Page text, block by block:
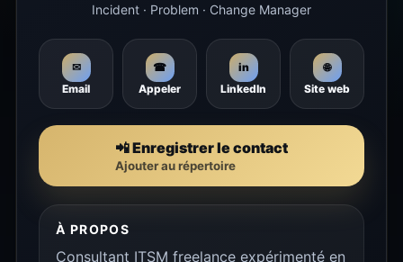
Incident · Problem · Change Manager
✉
Email
☎
Appeler
in
LinkedIn
🌐
Site web
📲 Enregistrer le contact
Ajouter au répertoire
À PROPOS
Consultant ITSM freelance expérimenté en